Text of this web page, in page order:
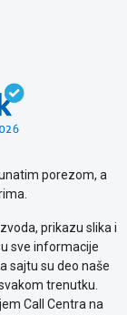
porezom, a
prikazu slika i
sve informacije
sajtu su deo naše
trenutku.
Call Centra na